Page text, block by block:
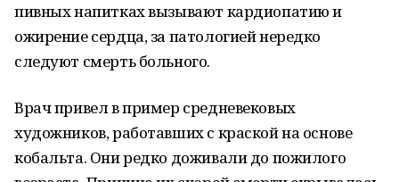
пивных напитках вызывают кардиопатию и
ожирение сердца, за патологией нередко
следуют смерть больного.
Врач привел в пример средневековых
художников, работавших с краской на основе
кобальта. Они редко доживали до пожилого